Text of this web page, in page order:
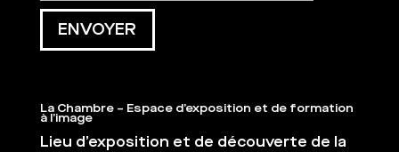
La Chambre – Espace d’exposition et de formation
à l’image
Lieu d’exposition et de découverte de la